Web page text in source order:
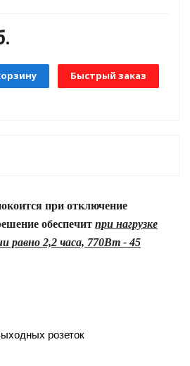
Быстрый заказ
при отключение
обеспечит при нагрузке
равно 2,2 часа, 770Вт - 45
розеток